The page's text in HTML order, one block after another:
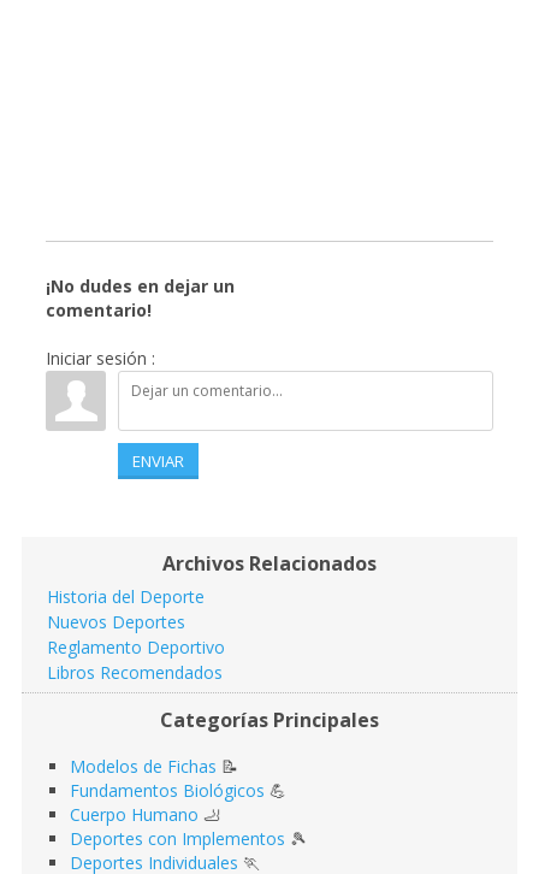
¡No dudes en dejar un
comentario!
Iniciar sesión :
ENVIAR
Archivos Relacionados
Historia del Deporte
Nuevos Deportes
Reglamento Deportivo
Libros Recomendados
Categorías Principales
Modelos de Fichas 📝
Fundamentos Biológicos 💪
Cuerpo Humano 🦶
Deportes con Implementos 🎾
Deportes Individuales 🏃